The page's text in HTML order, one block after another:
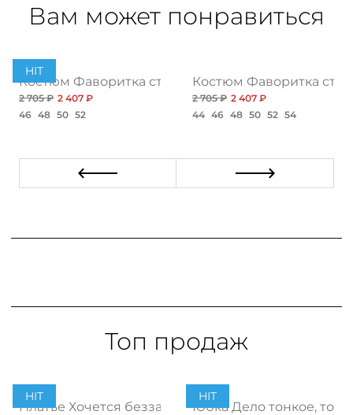
Вам может понравиться
нью
HIT
Костюм Фаворитка стиля, блэк
2 705 ₽ 2 407 ₽
46 48 50 52
Костюм Фаворитка
2 705 ₽ 2 407 ₽
44 46 48 50 52 54
Топ продаж
HIT
Платье Хочется беззаботности, топ
HIT
Юбка Дело тонкое, топ